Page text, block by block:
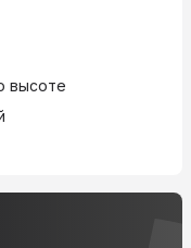
высоте